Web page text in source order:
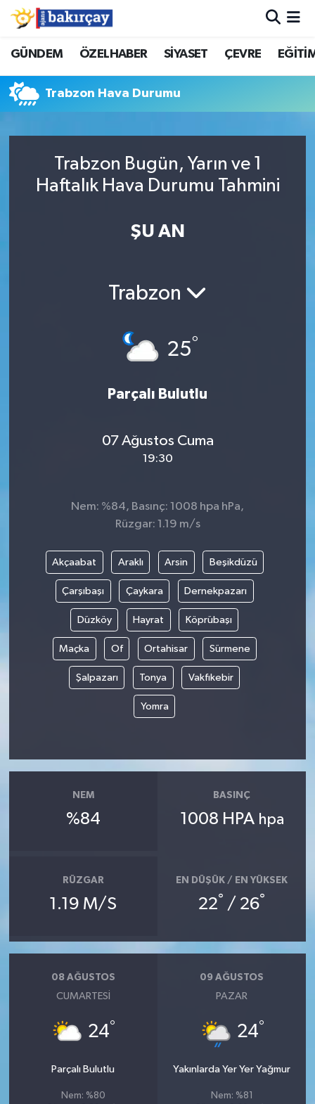
GÜNDEM ÖZELHABER SİYASET ÇEVRE
Trabzon Hava Durumu
Trabzon Bugün, Yarın ve 1
Haftalık Hava Durumu Tahmini
ŞU AN
Trabzon
25°
Parçalı Bulutlu
07 Ağustos Cuma
19:30
Nem: %84, Basınç: 1008 hpa hPa,
Rüzgar: 1.19 m/s
Akçaabat Araklı Arsin Beşikdüzü
Çarşıbaşı Çaykara Dernekpazarı
Düzköy Hayrat Köprübaşı
Maçka Of Ortahisar Sürmene
Şalpazarı Tonya Vakfıkebir
Yomra
NEM
%84
BASINÇ
1008 HPA hpa
RÜZGAR
1.19 M/S
EN DÜŞÜK / EN YÜKSEK
22° / 26°
08 AĞUSTOS
CUMARTESI
24°
Parçalı Bulutlu
Nem: %80
09 AĞUSTOS
PAZAR
24°
Yakınlarda Yer Yer Yağmur
Nem: %81
İzmir Nöbetçi Eczaneler
İzmir Hava Durumu
İzmir Trafik Yoğunluk Haritası